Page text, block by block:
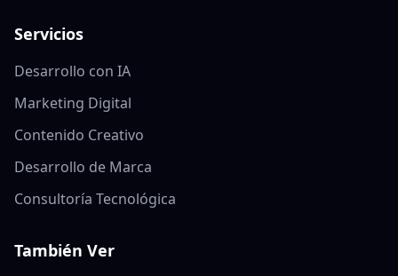
Servicios
Desarrollo con IA
Marketing Digital
Contenido Creativo
Desarrollo de Marca
Consultoría Tecnológica
También Ver